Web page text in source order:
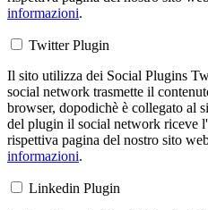
informazioni.
Twitter Plugin
Il sito utilizza dei Social Plugins
social network trasmette il
browser, dopodichè è collegato al
del plugin il social network riceve
rispettiva pagina del nostro sito
informazioni.
Linkedin Plugin